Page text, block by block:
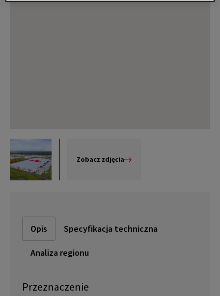
Zobacz zdjęcia
Opis Specyfikacja techniczna
Analiza regionu
Przeznaczenie